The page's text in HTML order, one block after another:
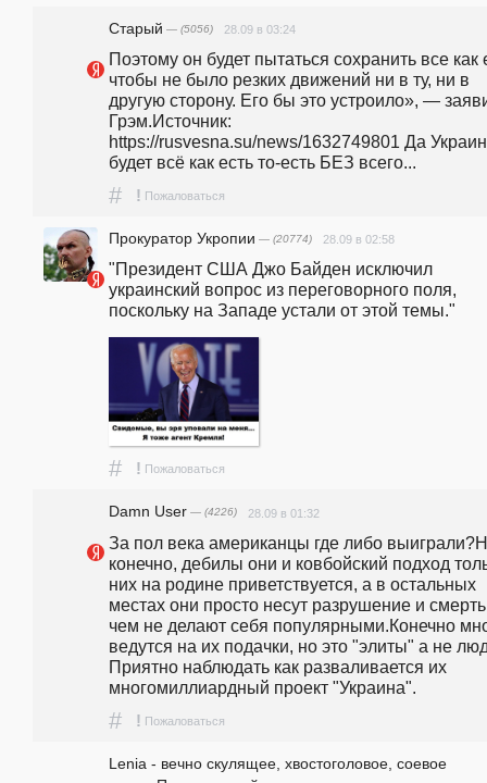
Старый — (5056) 28.09 в 03:24
Поэтому он будет пытаться сохранить все как
чтобы не было резких движений ни в ту, ни в
другую сторону. Его бы это устроило», —
Грэм.Источник:
https://rusvesna.su/news/1632749801 Да
будет всё как есть то-есть БЕЗ всего...
# ! Пожаловаться
Прокуратор Укропии — (20774) 28.09 в 02:58
"Президент США Джо Байден исключил
украинский вопрос из переговорного поля,
поскольку на Западе устали от этой темы."
# ! Пожаловаться
Damn User — (4226) 28.09 в 01:32
За пол века американцы где либо
конечно, дебилы они и ковбойский подход
них на родине приветствуется, а в остальных
местах они просто несут разрушение и
чем не делают себя популярными.Конечно
ведутся на их подачки, но это "элиты" а не
Приятно наблюдать как разваливается их
многомиллиардный проект "Украина".
# ! Пожаловаться
Lenia - вечно скулящее, хвостоголовое, соевое